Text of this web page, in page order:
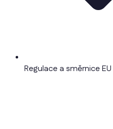
Regulace a směrnice EU